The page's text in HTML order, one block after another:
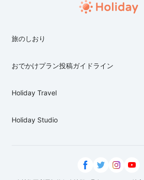
旅のしおり
おでかけプラン投稿ガイドライン
Holiday Travel
Holiday Studio